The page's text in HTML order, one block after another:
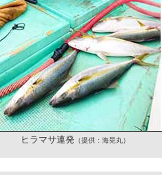
ヒラマサ連発 （提供：海晃丸）